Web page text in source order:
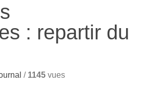
: repartir du
/ 1145 vues